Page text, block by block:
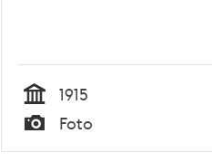
Tid
1915
Typ
Foto